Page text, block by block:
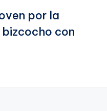
por la
bizcocho con